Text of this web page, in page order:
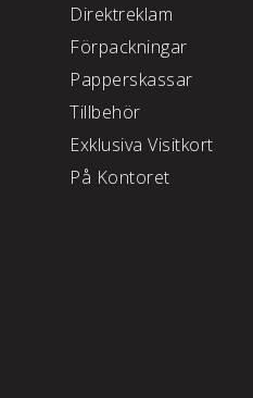
Direktreklam
Förpackningar
Papperskassar
Tillbehör
Exklusiva Visitkort
På Kontoret